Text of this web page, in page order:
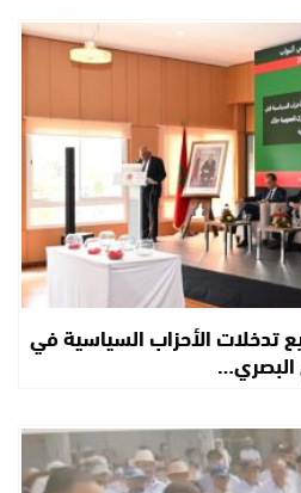
تدخلات الأحزاب السياسية في